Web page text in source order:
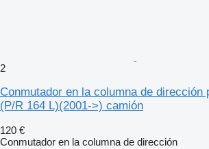
2
Conmutador en la columna de dirección
(P/R 164 L)(2001->) camión
120 €
Conmutador en la columna de dirección